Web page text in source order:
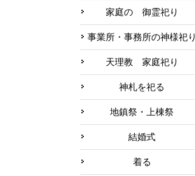
家庭の 御霊祀り
事業所・事務所の神様祀り
天理教 家庭祀り
神札を祀る
地鎮祭・上棟祭
結婚式
着る